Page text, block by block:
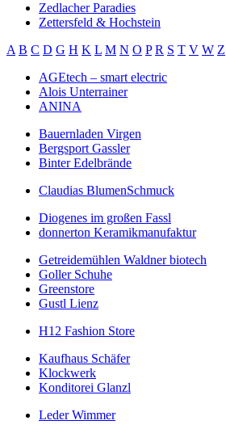
Zedlacher Paradies
Zettersfeld & Hochstein
A B C D G H K L M N O P R S T V W Z
AGEtech – smart electric
Alois Unterrainer
ANINA
Bauernladen Virgen
Bergsport Gassler
Binter Edelbrände
Claudias BlumenSchmuck
Diogenes im großen Fassl
donnerton Keramikmanufaktur
Getreidemühlen Waldner biotech
Goller Schuhe
Greenstore
Gustl Lienz
H12 Fashion Store
Kaufhaus Schäfer
Klockwerk
Konditorei Glanzl
Leder Wimmer